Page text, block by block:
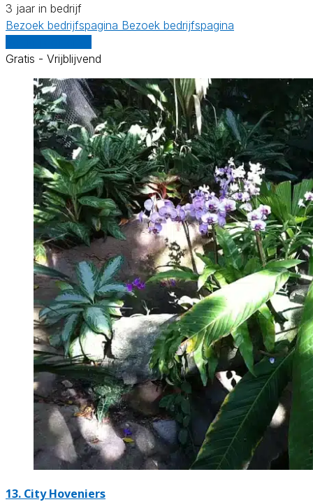
3 jaar in bedrijf
Bezoek bedrijfspagina Bezoek bedrijfspagina
Gratis - Vrijblijvend
13. City Hoveniers